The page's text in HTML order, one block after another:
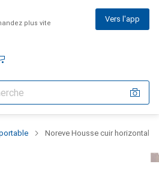
plus vite Vers l'app
Noreve Housse cuir horizontal